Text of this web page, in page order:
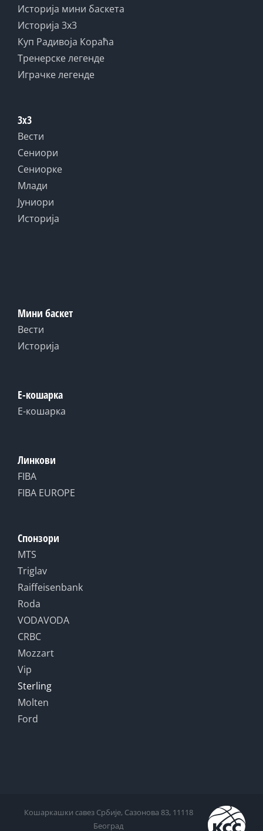
Историја мини баскета
Историја 3x3
Куп Радивоја Кораћа
Тренерске легенде
Играчке легенде
3x3
Вести
Сениори
Сениорке
Млади
Јуниори
Историја
Мини баскет
Вести
Историја
Е-кошарка
Е-кошарка
Линкови
FIBA
FIBA EUROPE
Спонзори
MTS
Triglav
Raiffeisenbank
Roda
VODAVODA
CRBC
Mozzart
Vip
Sterling
Molten
Ford
Кошаркашки савез Србије, Сазонова 83, 11118
Београд